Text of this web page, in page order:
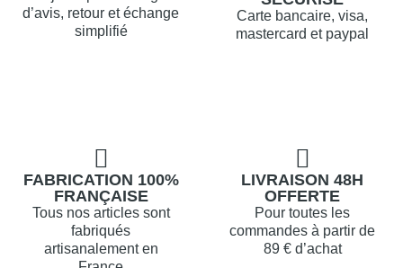
d’avis, retour et échange
simplifié
Carte bancaire, visa,
mastercard et paypal
FABRICATION 100%
FRANÇAISE
Tous nos articles sont
fabriqués
artisanalement en
LIVRAISON 48H
OFFERTE
Pour toutes les
commandes à partir de
89 € d’achat